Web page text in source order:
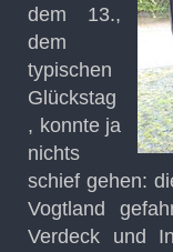
dem 13.,
dem
typischen
Glückstag
, konnte ja
nichts
schief gehen:
Vogtland
Verdeck und